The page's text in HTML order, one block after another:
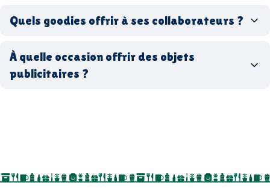
goodies écologiques
recyclés, fabriqués en France ou en Europe,
biodégradables ou réutilisables
Quels goodies offrir à ses collaborateurs ?
entreprise
goodies utiles au bureau
À quelle occasion offrir des objets
publicitaires ?
salon professionnel